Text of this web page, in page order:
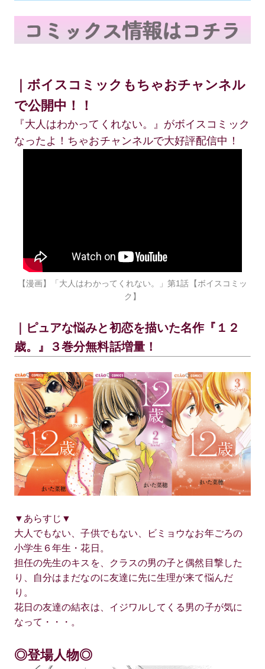
｜ボイスコミックもちゃおチャンネル
で公開中！！
『大人はわかってくれない。』がボイスコミック
なったよ！ちゃおチャンネルで大好評配信中！
【漫画】「大人はわかってくれない。」第1話【ボイスコミッ
ク】
｜ピュアな悩みと初恋を描いた名作『１２
歳。』３巻分無料話増量！
▼あらすじ▼
大人でもない、子供でもない、ビミョウなお年ごろの
小学生６年生・花日。
担任の先生のキスを、クラスの男の子と偶然目撃した
り、自分はまだなのに友達に先に生理が来て悩んだ
り。
花日の友達の結衣は、イジワルしてくる男の子が気に
なって・・・。
◎登場人物◎